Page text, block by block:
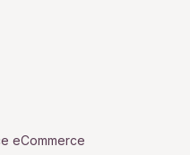
eCommerce